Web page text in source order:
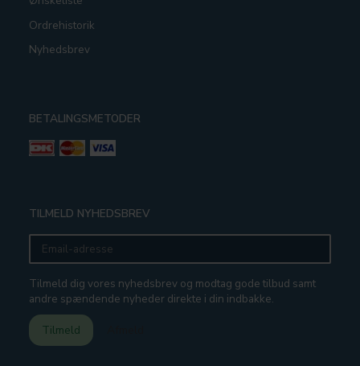
Ordrehistorik
Nyhedsbrev
BETALINGSMETODER
TILMELD NYHEDSBREV
Email-
adresse
Tilmeld dig vores nyhedsbrev og modtag gode tilbud samt
andre spændende nyheder direkte i din indbakke.
Tilmeld